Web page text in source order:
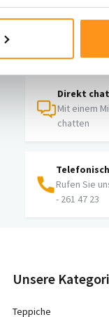
Direkt
Mit einem
chatten
Rufen Sie
- 261 47 23
Unsere
Teppiche